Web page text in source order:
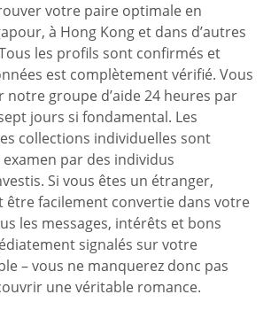
votre paire optimale en
à Hong Kong et dans d’autres
les profils sont confirmés et
est complètement vérifié. Vous
notre groupe d’aide 24 heures par
jours si fondamental. Les
collections individuelles sont
par des individus
Si vous êtes un étranger,
être facilement convertie dans votre
les messages, intérêts et bons
signalés sur votre
– vous ne manquerez donc pas
une véritable romance.